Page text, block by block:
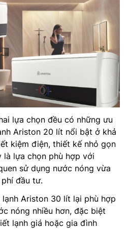
lựa chọn đều có những ưu
Ariston 20 lít nổi bật ở khả
kiệm điện, thiết kế nhỏ gọn
lựa chọn phù hợp với
sử dụng nước nóng vừa
đầu tư.
Ariston 30 lít lại phù hợp
nóng nhiều hơn, đặc biệt
lạnh giá hoặc gia đình